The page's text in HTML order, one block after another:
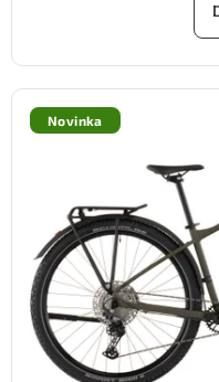
Novinka